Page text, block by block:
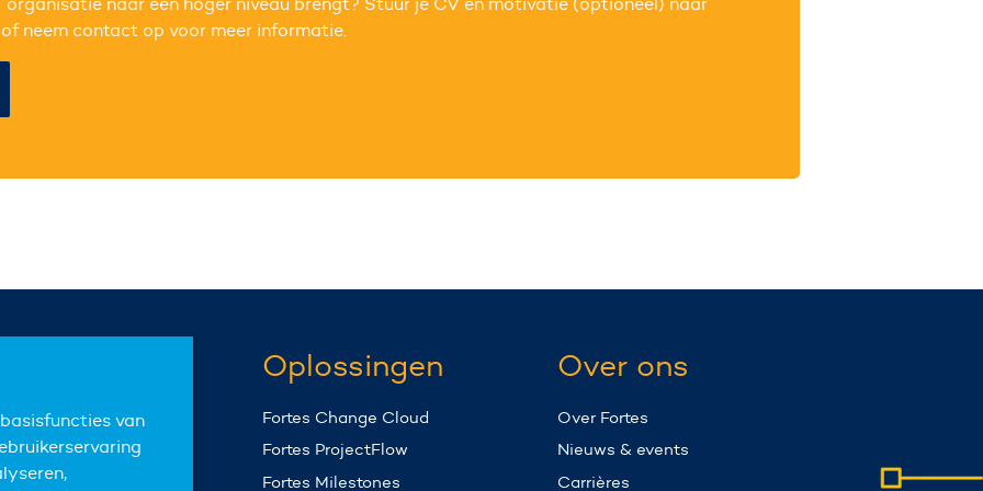
neem contact op voor meer informatie.
support
Oplossingen
Fortes Change Cloud
Fortes ProjectFlow
Fortes Milestones
Over ons
Over Fortes
Nieuws & events
Carrières
van